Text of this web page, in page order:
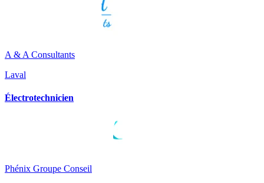
A & A Consultants
Laval
Électrotechnicien
Phénix Groupe Conseil